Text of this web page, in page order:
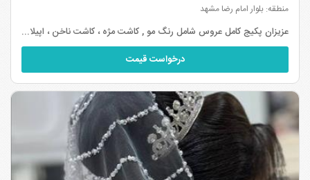
منطقه: بلوار امام رضا مشهد
عزیزان پکیج کامل عروس شامل رنگ مو , کاشت مژه ، کاشت ناخن ، اپیلاسیون و پاکسازی پوست شامل 30% تخفیف
درخواست قیمت